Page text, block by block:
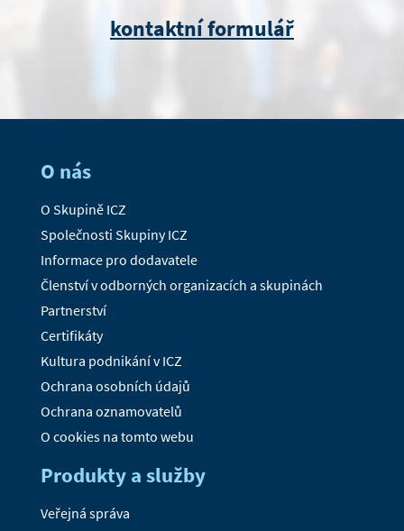
kontaktní formulář
O nás
O Skupině ICZ
Společnosti Skupiny ICZ
Informace pro dodavatele
Členství v odborných organizacích a skupinách
Partnerství
Certifikáty
Kultura podnikání v ICZ
Ochrana osobních údajů
Ochrana oznamovatelů
O cookies na tomto webu
Produkty a služby
Veřejná správa